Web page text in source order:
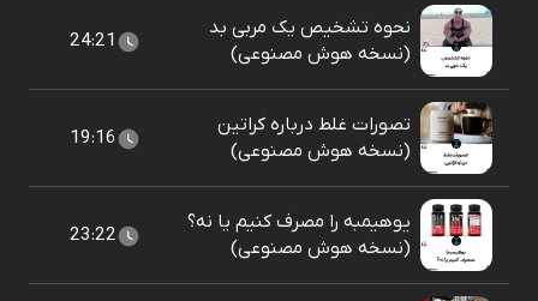
نحوه تشخیص یک مربی بد
(نسخه هوش مصنوعی)
24:21
تصورات غلط درباره کراتین
(نسخه هوش مصنوعی)
19:16
یوهیمبه را مصرف کنیم یا نه؟
(نسخه هوش مصنوعی)
23:22